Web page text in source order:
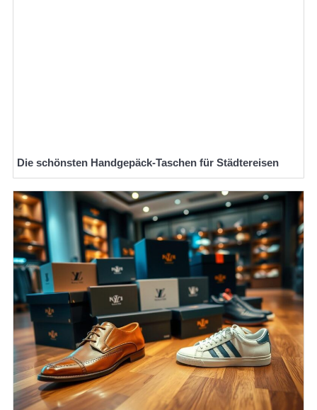
Die schönsten Handgepäck-Taschen für Städtereisen